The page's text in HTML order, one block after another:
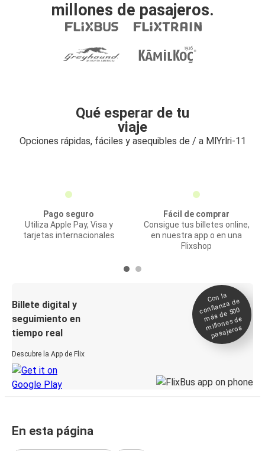
millones de pasajeros.
Qué esperar de tu
viaje
Opciones rápidas, fáciles y asequibles de / a MlYrlri-11
Pago seguro
Utiliza Apple Pay, Visa y
tarjetas internacionales
Fácil de comprar
Consigue tus billetes online,
en nuestra app o en una
Flixshop
Billete digital y
seguimiento en
tiempo real
Descubre la App de Flix
Con la
confianza de
más de 500
millones de
pasajeros
En esta página